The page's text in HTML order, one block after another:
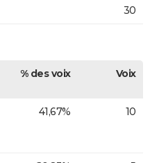
30
% des voix Voix
41,67% 10